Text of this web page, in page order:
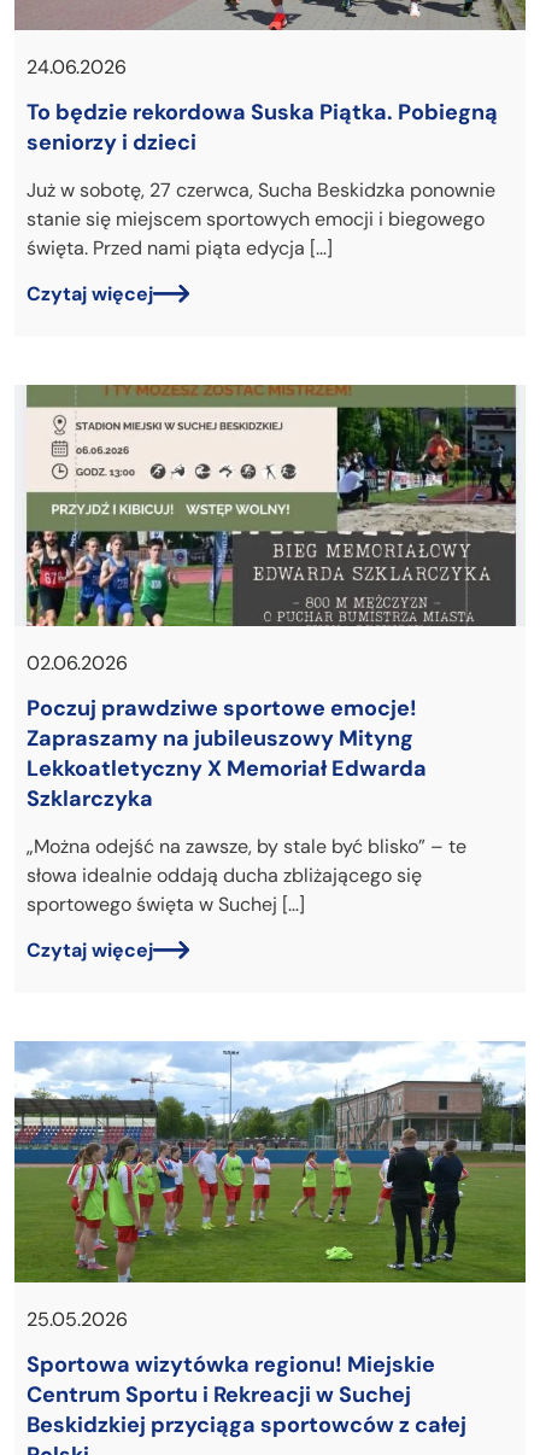
24.06.2026
To będzie rekordowa Suska Piątka. Pobiegną
seniorzy i dzieci
Już w sobotę, 27 czerwca, Sucha Beskidzka ponownie
stanie się miejscem sportowych emocji i biegowego
święta. Przed nami piąta edycja […]
Czytaj więcej
02.06.2026
Poczuj prawdziwe sportowe emocje!
Zapraszamy na jubileuszowy Mityng
Lekkoatletyczny X Memoriał Edwarda
Szklarczyka
„Można odejść na zawsze, by stale być blisko” – te
słowa idealnie oddają ducha zbliżającego się
sportowego święta w Suchej […]
Czytaj więcej
25.05.2026
Sportowa wizytówka regionu! Miejskie
Centrum Sportu i Rekreacji w Suchej
Beskidzkiej przyciąga sportowców z całej